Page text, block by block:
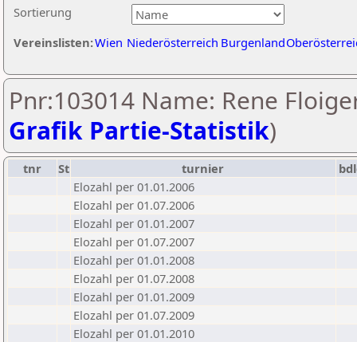
Sortierung
Vereinslisten:Wien Niederösterreich Burgenland
Pnr:103014 Name: Rene
Grafik Partie-Statistik)
tnr St turnier
Elozahl per 01.01.2006
Elozahl per 01.07.2006
Elozahl per 01.01.2007
Elozahl per 01.07.2007
Elozahl per 01.01.2008
Elozahl per 01.07.2008
Elozahl per 01.01.2009
Elozahl per 01.07.2009
Elozahl per 01.01.2010